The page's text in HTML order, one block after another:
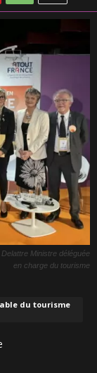
Ministre déléguée
en charge du tourisme
du tourisme